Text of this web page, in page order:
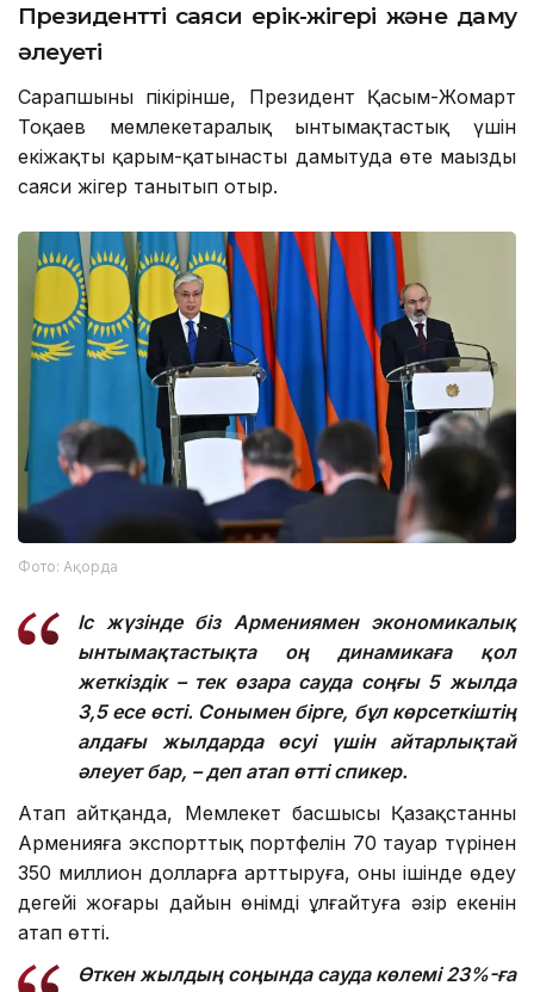
Президенттің саяси ерік-жігері және даму
әлеуеті
Сарапшының пікірінше, Президент Қасым-Жомарт
Тоқаев мемлекетаралық ынтымақтастық үшін
екіжақты қарым-қатынасты дамытуда өте маңызды
саяси жігер танытып отыр.
Фото: Ақорда
Іс жүзінде біз Армениямен экономикалық
ынтымақтастықта оң динамикаға қол
жеткіздік – тек өзара сауда соңғы 5 жылда
3,5 есе өсті. Сонымен бірге, бұл көрсеткіштің
алдағы жылдарда өсуі үшін айтарлықтай
әлеует бар, – деп атап өтті спикер.
Атап айтқанда, Мемлекет басшысы Қазақстанның
Арменияға экспорттық портфелін 70 тауар түрінен
350 миллион долларға арттыруға, оның ішінде өңдеу
деңгейі жоғары дайын өнімді ұлғайтуға әзір екенін
атап өтті.
Өткен жылдың соңында сауда көлемі 23%-ға